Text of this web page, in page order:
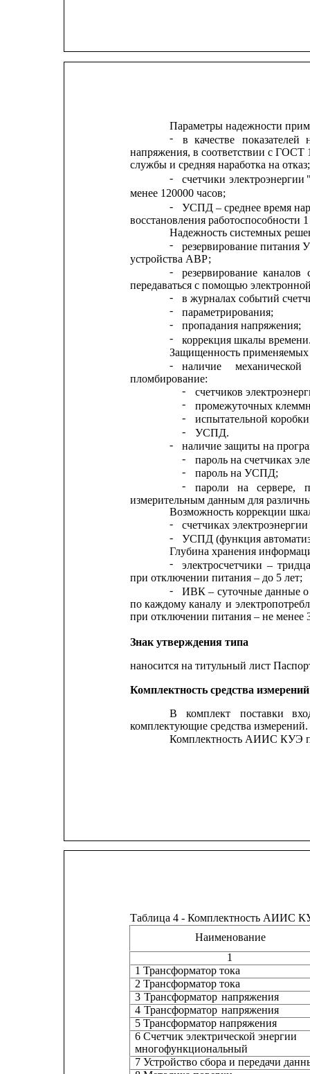
Параметры надежности
-
в качестве показателей
напряжения, в соответствии с
службы и средняя наработка на отказ;
-
счетчики электроэнергии
менее 120000 часов;
-
УСПД – среднее время
восстановления работоспособности 1
Надежность системных
-
резервирование
устройства АВР;
-
резервирование каналов
передаваться с помощью
-
в журналах событий
-
параметрирования;
-
пропадания напряжения;
-
коррекция шкалы
Защищенность применяемых
-
наличие
механической
пломбирование:
-
счетчиков
-
промежуточных
-
испытательной
-
УСПД.
-
наличие защиты на
-
пароль на счетчиках
-
пароль на УСПД;
-
пароли на сервере,
измерительным данным для
Возможность коррекции
-
счетчиках
-
УСПД (функция
Глубина хранения
-
электросчетчики –
при отключении питания – до 5 лет;
-
ИВК – суточные данные о
по каждому каналу и
при отключении питания – не менее
Знак утверждения типа
наносится на титульный лист
Комплектность средства измерений
В комплект поставки
комплектующие средства измерений.
Комплектность АИИС КУЭ
Наименование
Таблица 4 - Комплектность АИИС
1
1 Трансформатор тока
2 Трансформатор тока
3 Трансформатор напряжения
4 Трансформатор напряжения
5 Трансформатор напряжения
6 Счетчик электрической энергии
многофункциональный
7 Устройство сбора и передачи